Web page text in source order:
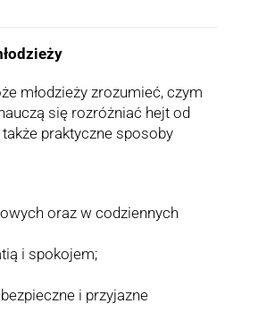
młodzieży zrozumieć, czym
się rozróżniać hejt od
praktyczne sposoby
oraz w codziennych
i spokojem;
i przyjazne